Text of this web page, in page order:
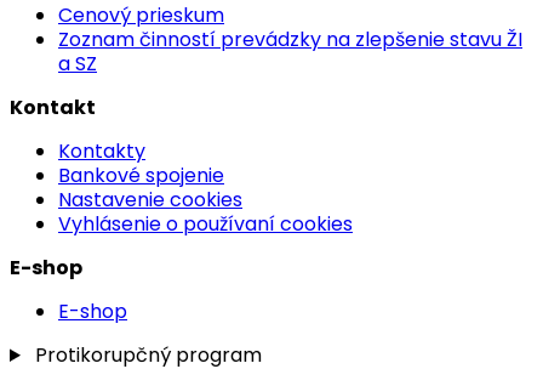
Cenový prieskum
Zoznam činností prevádzky na zlepšenie stavu ŽI
a SZ
Kontakt
Kontakty
Bankové spojenie
Nastavenie cookies
Vyhlásenie o používaní cookies
E-shop
E-shop
Protikorupčný program